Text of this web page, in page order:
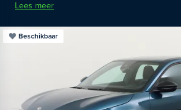
Lees meer
Beschikbaar